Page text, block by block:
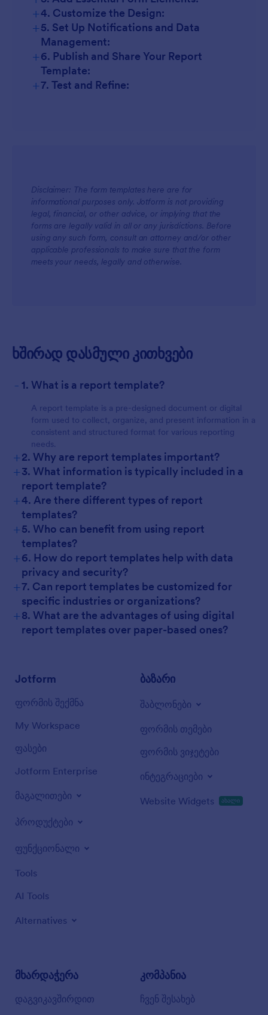
+4. Customize the Design:
+5. Set Up Notifications and Data
Management:
+6. Publish and Share Your Report
Template:
+7. Test and Refine:
Disclaimer: The form templates here are for
informational purposes only. Jotform is not providing
legal, financial, or other advice, or implying that the
forms are legally valid in all or any jurisdictions. Before
using any such form, consult an attorney and/or other
applicable professionals to make sure that the form
meets your needs, legally and otherwise.
ხშირად დასმული კითხვები
- 1. What is a report template?
A report template is a pre-designed document or digital
form used to collect, organize, and present information in a
consistent and structured format for various reporting
needs.
+2. Why are report templates important?
+3. What information is typically included in a
report template?
+4. Are there different types of report
templates?
+5. Who can benefit from using report
templates?
+6. How do report templates help with data
privacy and security?
+7. Can report templates be customized for
specific industries or organizations?
+8. What are the advantages of using digital
report templates over paper-based ones?
Jotform
ფორმის შექმნა
My Workspace
ფასები
Jotform Enterprise
მაგალითები
პროდუქტები
ფუნქციონალი
Tools
AI Tools
Alternatives
ბაზარი
შაბლონები
ფორმის თემები
ფორმის ვიჯეტები
ინტეგრაციები
Website Widgets ახალი
მხარდაჭერა
დაგვიკავშირდით
კომპანია
ჩვენ შესახებ